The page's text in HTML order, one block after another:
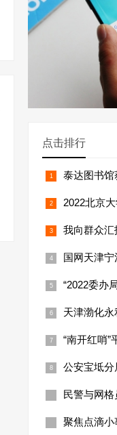
点击排行
泰达图书
2022北京
我向群众
国网天津
“2022委办
天津渤化
“南开红哨”
公安宝坻分
民警与网格
聚焦点滴